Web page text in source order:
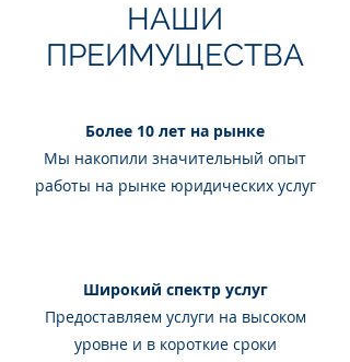
НАШИ
ПРЕИМУЩЕСТВА
Более 10 лет на рынке
Мы накопили значительный опыт
работы на рынке юридических услуг
Широкий спектр услуг
Предоставляем услуги на высоком
уровне и в короткие сроки